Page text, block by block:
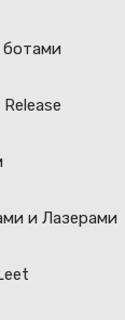
ботами
и Лазерами